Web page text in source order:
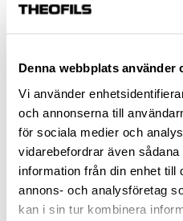
Denna webbplats använder
Vi använder
och annonserna till
för sociala medier och
vidarebefordrar även
information från din enhet till
annons- och analysföretag
kan i sin tur kombinera
st
Jönköping huvudlager
Jönköping butik
Malmö butik
Stockholm butik